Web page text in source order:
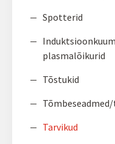
Spotterid
plasmalõikurid
Tõstukid
Tarvikud